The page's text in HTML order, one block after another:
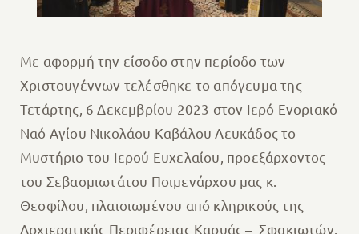
Με αφορμή την είσοδο στην περίοδο των
Χριστουγέννων τελέσθηκε το απόγευμα της
Τετάρτης, 6 Δεκεμβρίου 2023 στον Ιερό Ενοριακό
Ναό Αγίου Νικολάου Καβάλου Λευκάδος το
Μυστήριο του Ιερού Ευχελαίου, προεξάρχοντος
του Σεβασμιωτάτου Ποιμενάρχου μας κ.
Θεοφίλου, πλαισιωμένου από κληρικούς της
Αρχιερατικής Περιφέρειας Καρυάς – Σφακιωτών.